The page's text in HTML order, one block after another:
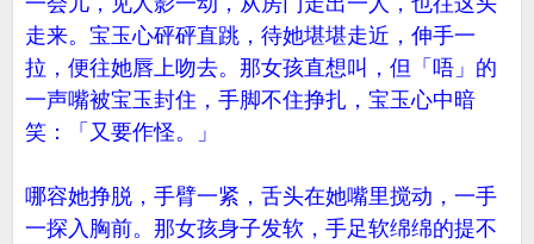
走来。宝玉心砰砰直跳，待她堪堪走近，伸手一
拉，便往她唇上吻去。那女孩直想叫，但「唔」的
一声嘴被宝玉封住，手脚不住挣扎，宝玉心中暗
笑：「又要作怪。」
哪容她挣脱，手臂一紧，舌头在她嘴里搅动，一手
一探入胸前。那女孩身子发软，手足软绵绵的提不